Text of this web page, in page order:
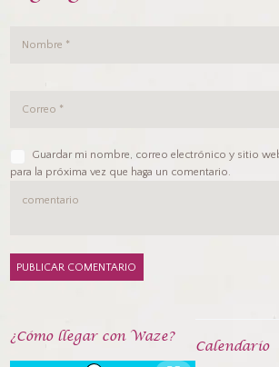
Guardar mi nombre, correo electrónico y sitio
para la próxima vez que haga un comentario.
¿Cómo llegar con Waze?
Calendarío